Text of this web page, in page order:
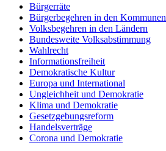
Bürgerräte
Bürgerbegehren in den Kommunen
Volksbegehren in den Ländern
Bundesweite Volksabstimmung
Wahlrecht
Informationsfreiheit
Demokratische Kultur
Europa und International
Ungleichheit und Demokratie
Klima und Demokratie
Gesetzgebungsreform
Handelsverträge
Corona und Demokratie